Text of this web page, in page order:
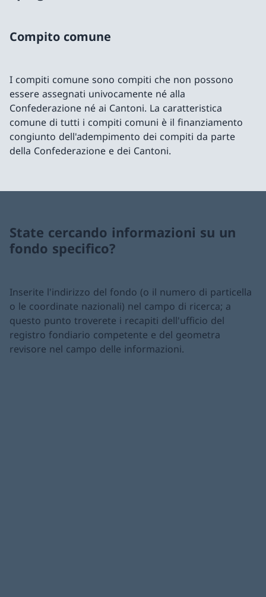
Compito comune
I compiti comune sono compiti che non possono
essere assegnati univocamente né alla
Confederazione né ai Cantoni. La caratteristica
comune di tutti i compiti comuni è il finanziamento
congiunto dell'adempimento dei compiti da parte
della Confederazione e dei Cantoni.
State cercando informazioni su un
fondo specifico?
Inserite l'indirizzo del fondo (o il numero di particella
o le coordinate nazionali) nel campo di ricerca; a
questo punto troverete i recapiti dell'ufficio del
registro fondiario competente e del geometra
revisore nel campo delle informazioni.